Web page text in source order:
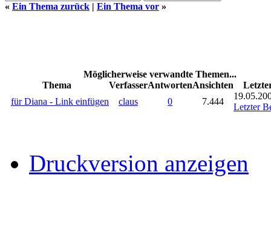
« Ein Thema zurück | Ein Thema vor »
Möglicherweise verwandte Themen...
Thema
VerfasserAntwortenAnsichten
für Diana - Link einfügen
claus 0 7.444
Letzter
Druckversion anzeigen